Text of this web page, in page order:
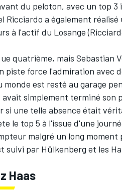
du peloton, avec un top 3
Ricciardo a également
à l'actif du Losange
quatrième, mais Sebastian
piste force l'admiration avec
monde est resté au garage
simplement terminé son
si une telle absence était
le top 5 à l'issue d'une
malgré un long
suivi par Hülkenberg et les
Haas